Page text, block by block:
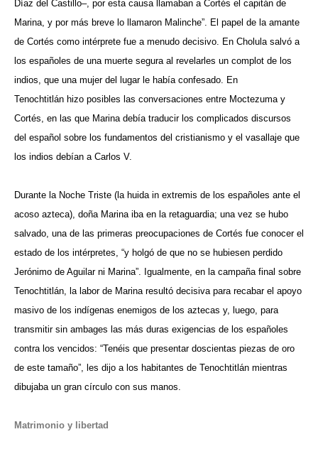
Díaz del Castillo–, por esta causa llamaban a Cortés el capitán de
Marina, y por más breve lo llamaron Malinche”. El papel de la amante
de Cortés como intérprete fue a menudo decisivo. En Cholula salvó a
los españoles de una muerte segura al revelarles un complot de los
indios, que una mujer del lugar le había confesado. En
Tenochtitlán hizo posibles las conversaciones entre Moctezuma y
Cortés, en las que Marina debía traducir los complicados discursos
del español sobre los fundamentos del cristianismo y el vasallaje que
los indios debían a Carlos V.
Durante la Noche Triste (la huida in extremis de los españoles ante el
acoso azteca), doña Marina iba en la retaguardia; una vez se hubo
salvado, una de las primeras preocupaciones de Cortés fue conocer el
estado de los intérpretes, “y holgó de que no se hubiesen perdido
Jerónimo de Aguilar ni Marina”. Igualmente, en la campaña final sobre
Tenochtitlán, la labor de Marina resultó decisiva para recabar el apoyo
masivo de los indígenas enemigos de los aztecas y, luego, para
transmitir sin ambages las más duras exigencias de los españoles
contra los vencidos: “Tenéis que presentar doscientas piezas de oro
de este tamaño”, les dijo a los habitantes de Tenochtitlán mientras
dibujaba un gran círculo con sus manos.
Matrimonio y libertad